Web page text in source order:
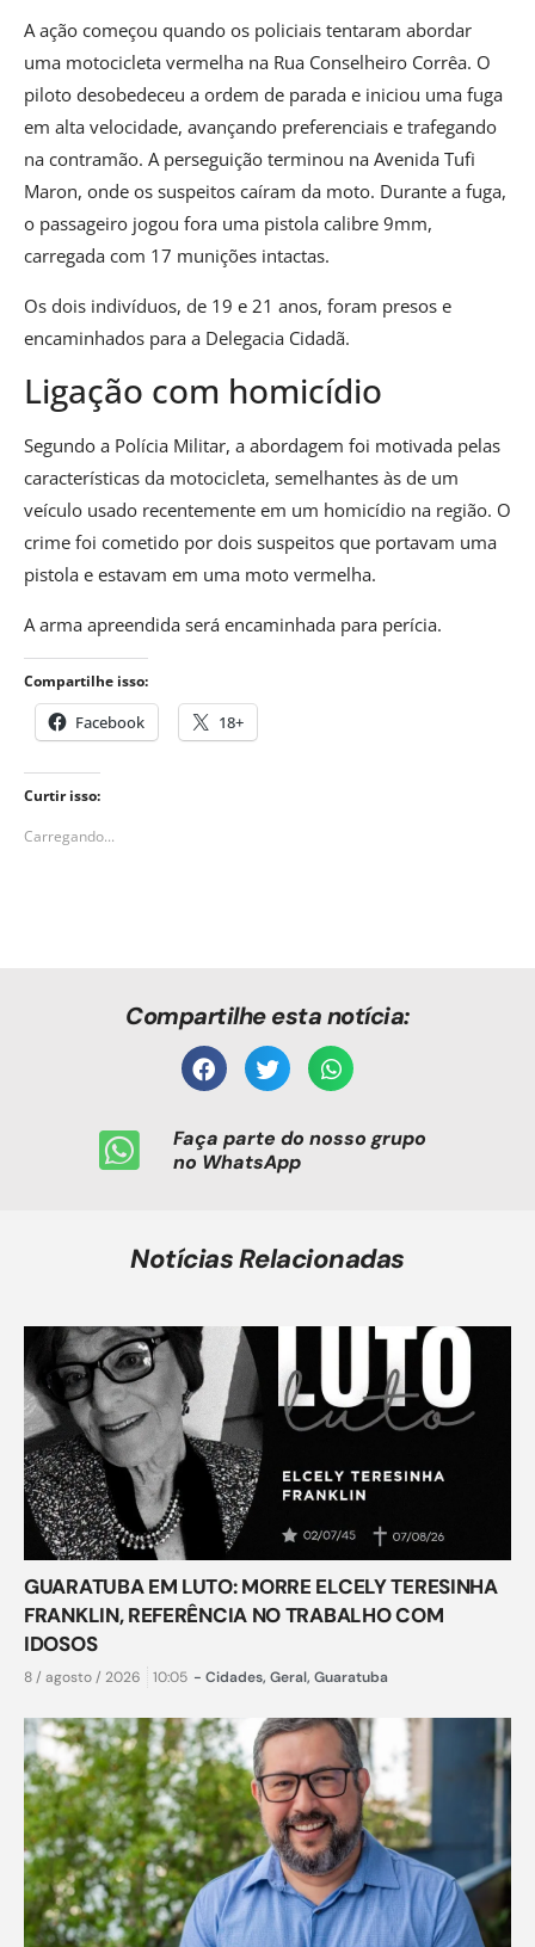
A ação começou quando os policiais tentaram abordar
uma motocicleta vermelha na Rua Conselheiro Corrêa. O
piloto desobedeceu a ordem de parada e iniciou uma fuga
em alta velocidade, avançando preferenciais e trafegando
na contramão. A perseguição terminou na Avenida Tufi
Maron, onde os suspeitos caíram da moto. Durante a fuga,
o passageiro jogou fora uma pistola calibre 9mm,
carregada com 17 munições intactas.
Os dois indivíduos, de 19 e 21 anos, foram presos e
encaminhados para a Delegacia Cidadã.
Ligação com homicídio
Segundo a Polícia Militar, a abordagem foi motivada pelas
características da motocicleta, semelhantes às de um
veículo usado recentemente em um homicídio na região. O
crime foi cometido por dois suspeitos que portavam uma
pistola e estavam em uma moto vermelha.
A arma apreendida será encaminhada para perícia.
Compartilhe isso:
Facebook 18+
Curtir isso:
Carregando...
Compartilhe esta notícia:
Faça parte do nosso grupo
no WhatsApp
Notícias Relacionadas
GUARATUBA EM LUTO: MORRE ELCELY TERESINHA
FRANKLIN, REFERÊNCIA NO TRABALHO COM
IDOSOS
8 / agosto / 2026 10:05 - Cidades, Geral, Guaratuba